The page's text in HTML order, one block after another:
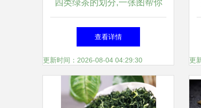
四类绿茶的划分,一张图帮你
理清
查看详情
更新时间：2026-08-04 04:29:30 更